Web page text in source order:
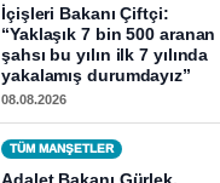
İçişleri Bakanı Çiftçi:
“Yaklaşık 7 bin 500 aranan
şahsı bu yılın ilk 7 yılında
yakalamış durumdayız”
08.08.2026
TÜM MANŞETLER